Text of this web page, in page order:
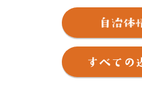
町土の30％を占める水田から
果樹園では四季折々のフルー
牛」発祥の地としても知れ渡っ
野菜に米、肉、日本酒、チーズ